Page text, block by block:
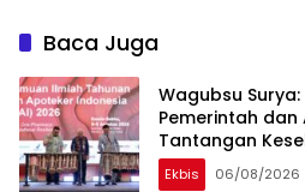
Baca Juga
Wagubsu
Pemerintah
Tantangan
Ekbis 06/08/2026